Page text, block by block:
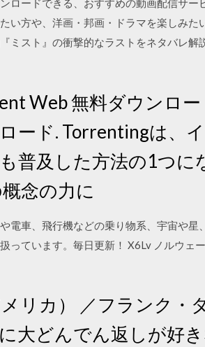
ロードできる、おすすめの動画配信サ
い方や、洋画・邦画・ドラマを楽しみ
ミスト』の衝撃的なラストをネタバレ
Web 無料ダウンロ
ード. Torrentingは、
普及した方法の1つ
念の力に
電車、飛行機などの乗り物系、宇宙や星
っています。毎日更新！ X6Lv ノルウ
リカ） ／フランク・
大どんでん返しが好